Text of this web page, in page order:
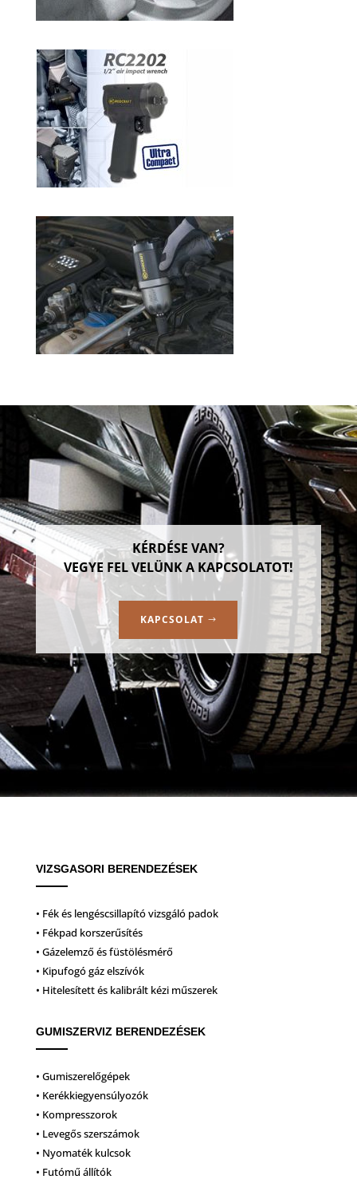
KÉRDÉSE VAN?
VEGYE FEL VELÜNK A KAPCSOLATOT!
KAPCSOLAT
VIZSGASORI BERENDEZÉSEK
• Fék és lengéscsillapító vizsgáló padok
• Fékpad korszerűsítés
• Gázelemző és füstölésmérő
• Kipufogó gáz elszívók
• Hitelesített és kalibrált kézi műszerek
GUMISZERVIZ BERENDEZÉSEK
• Gumiszerelőgépek
• Kerékkiegyensúlyozók
• Kompresszorok
• Levegős szerszámok
• Nyomaték kulcsok
• Futómű állítók